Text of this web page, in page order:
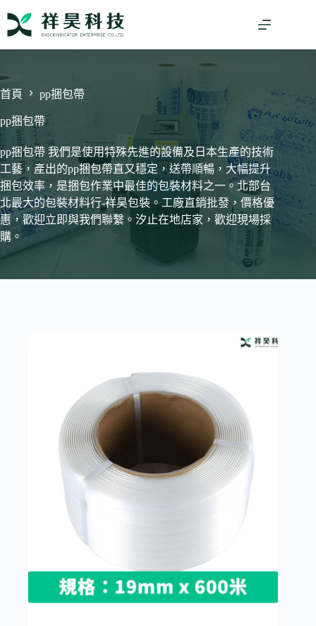
內
容
首頁 pp捆包帶
pp捆包帶
pp捆包帶 我們是使用特殊先進的設備及日本生產的技術
工藝，產出的pp捆包帶直又穩定，送帶順暢，大幅提升
捆包效率，是捆包作業中最佳的包裝材料之一。北部台
北最大的包裝材料行-祥昊包裝。工廠直銷批發，價格優
惠，歡迎立即與我們聯繫。汐止在地店家，歡迎現場採
購。